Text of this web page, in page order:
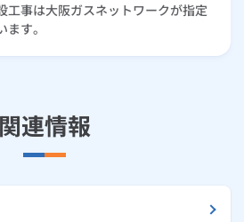
工事は大阪ガスネットワークが指定
す。
関連情報